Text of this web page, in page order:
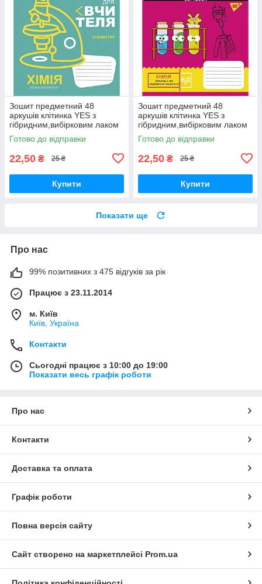
Зошит предметний 48
аркушів клітинка YES з
гібридним,вибірковим лаком
ХІМІЯ (Fun school subjects)
Готово до відправки
22,50 ₴ 25 ₴
Купити
Зошит предметний 48
аркушів клітинка YES з
гібридним,вибірковим лаком
ХІМІЯ (Cool school subjects)
Готово до відправки
22,50 ₴ 25 ₴
Купити
Показати ще
Про нас
99% позитивних з 475 відгуків за рік
Працює з 23.11.2014
м. Київ
Київ, Україна
Контакти
Сьогодні працює з 10:00 до 19:00
Показати весь графік роботи
Про нас
Контакти
Доставка та оплата
Графік роботи
Повна версія сайту
Сайт створено на маркетплейсі Prom.ua